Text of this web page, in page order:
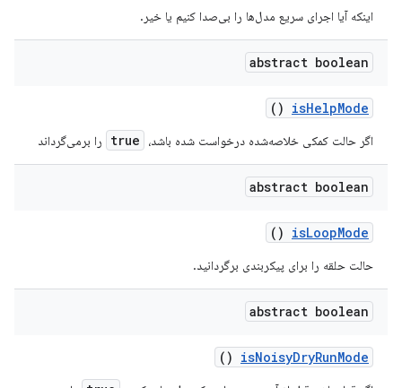
اینکه آیا اجرای سریع مدل‌ها را بی‌صدا کنیم یا خیر.
abstract boolean
isHelpMode
()
اگر حالت کمکی خلاصه‌شده درخواست شده باشد، true را برمی‌گرداند
abstract boolean
isLoopMode
()
حالت حلقه را برای پیکربندی برگردانید.
abstract boolean
isNoisyDryRunMode
()